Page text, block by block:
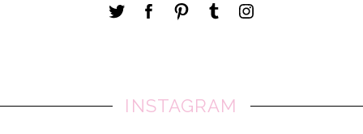
INSTAGRAM